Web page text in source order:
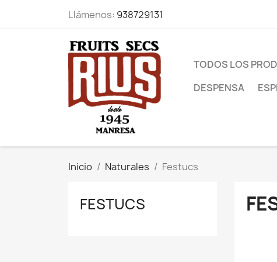
Llámenos: 938729131
TODOS LOS
DESPENSA
Inicio Naturales Festucs
FESTUCS